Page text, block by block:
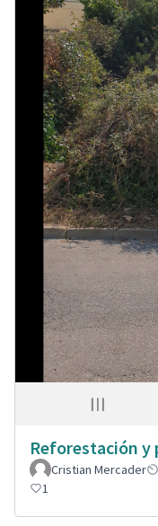
Reforestación y
Cristian Mercader
1